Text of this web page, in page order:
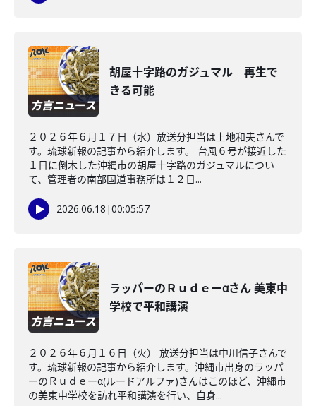
胡屋十字路のガジュマル 再生で
きる可能
２０２６年６月１７日（水）放送分担当は上地和夫さんで
す。琉球新報の記事から紹介します。 台風６号が接近した
１日に倒木した沖縄市の胡屋十字路のガジュマルについ
て、管理者の南部国道事務所は１２日...
2026.06.18 |00:05:57
ラッパーのＲｕｄｅーαさん 美東中
学校で平和講演
２０２６年６月１６日（火） 放送分担当は中川信子さんで
す。琉球新報の記事から紹介します。沖縄市出身のラッパ
ーのＲｕｄｅーα(ルードアルファ)さんはこのほど、沖縄市
の美東中学校を訪れ平和講演を行い、自身...